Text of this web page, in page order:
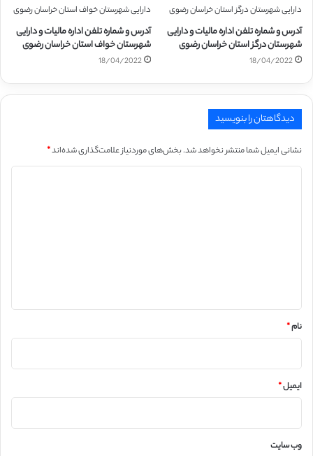
آدرس و شماره تلفن اداره مالیات و دارایی
شهرستان درگز استان خراسان رضوی
18/04/2022
آدرس و شماره تلفن اداره مالیات و دارایی
شهرستان خواف استان خراسان رضوی
18/04/2022
دیدگاهتان را بنویسید
نشانی ایمیل شما منتشر نخواهد شد.بخش‌های موردنیاز علامت‌گذاری شده‌اند*
نام*
ایمیل*
وب‌ سایت